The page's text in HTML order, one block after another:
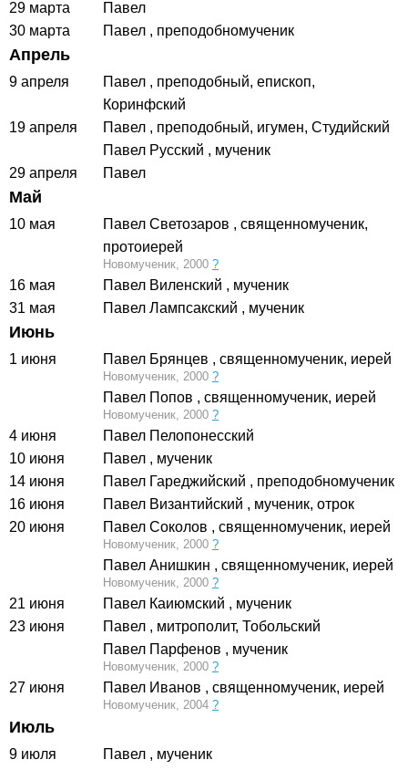
29 марта
Павел
30 марта
Павел , преподобномученик
Апрель
9 апреля Павел , преподобный, епископ,
Коринфский
19 апреля
Павел , преподобный, игумен, Студийский
Павел Русский , мученик
29 апреля
Павел
Май
10 мая Павел Светозаров , священномученик,
протоиерей
Новомученик, 2000 ?
16 мая Павел Виленский , мученик
31 мая
Павел Лампсакский , мученик
Июнь
1 июня Павел Брянцев , священномученик, иерей
Новомученик, 2000 ?
Павел Попов , священномученик, иерей
Новомученик, 2000 ?
4 июня
Павел Пелопонесский
10 июня
Павел , мученик
14 июня
Павел Гареджийский , преподобномученик
16 июня
Павел Византийский , мученик, отрок
20 июня
Павел Соколов , священномученик, иерей
Новомученик, 2000 ?
Павел Анишкин , священномученик, иерей
Новомученик, 2000 ?
21 июня Павел Каиюмский , мученик
23 июня
Павел , митрополит, Тобольский
Павел Парфенов , мученик
Новомученик, 2000 ?
27 июня Павел Иванов , священномученик, иерей
Новомученик, 2004 ?
Июль
9 июля Павел , мученик